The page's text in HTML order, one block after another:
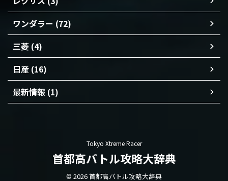
ワンダラー (72)
三菱 (4)
日産 (16)
最新情報 (1)
Tokyo Xtreme Racer
首都高バトル攻略大辞典
© 2026 首都高バトル攻略大辞典